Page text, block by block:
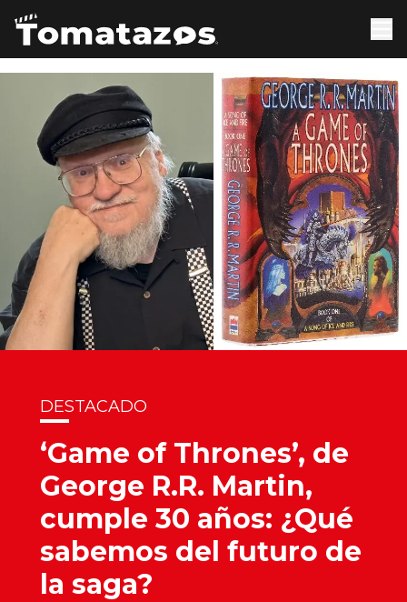
DESTACADO
‘Game of Thrones’, de
George R.R. Martin,
cumple 30 años: ¿Qué
sabemos del futuro de
la saga?